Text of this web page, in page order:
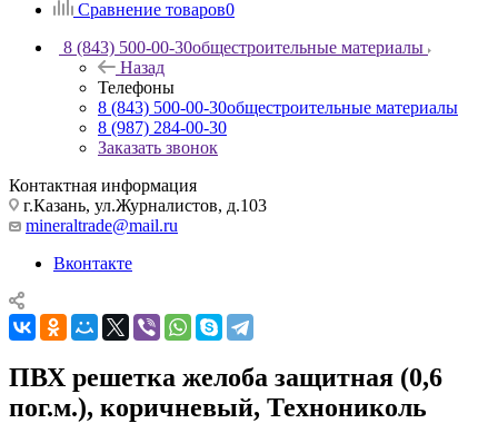
Сравнение товаров0
8 (843) 500-00-30общестроительные материалы
Назад
Телефоны
8 (843) 500-00-30общестроительные материалы
8 (987) 284-00-30
Заказать звонок
Контактная информация
г.Казань, ул.Журналистов, д.103
mineraltrade@mail.ru
Вконтакте
ПВХ решетка желоба защитная (0,6
пог.м.), коричневый, Технониколь